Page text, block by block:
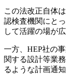
この法改正自体
認検査機関にと
して活躍の場が
一方、HEP社の
関する設計等業
るような計画通